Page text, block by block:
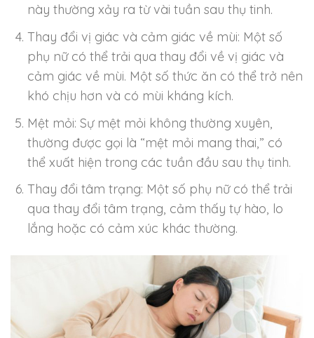
này thường xảy ra từ vài tuần sau thụ tinh.
Thay đổi vị giác và cảm giác về mùi: Một số
phụ nữ có thể trải qua thay đổi về vị giác và
cảm giác về mùi. Một số thức ăn có thể trở nên
khó chịu hơn và có mùi kháng kích.
Mệt mỏi: Sự mệt mỏi không thường xuyên,
thường được gọi là “mệt mỏi mang thai,” có
thể xuất hiện trong các tuần đầu sau thụ tinh.
Thay đổi tâm trạng: Một số phụ nữ có thể trải
qua thay đổi tâm trạng, cảm thấy tự hào, lo
lắng hoặc có cảm xúc khác thường.